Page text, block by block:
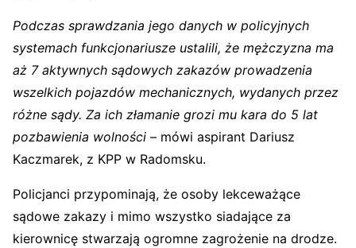
Podczas sprawdzania jego danych w policyjnych
systemach funkcjonariusze ustalili, że mężczyzna ma
aż 7 aktywnych sądowych zakazów prowadzenia
wszelkich pojazdów mechanicznych, wydanych przez
różne sądy. Za ich złamanie grozi mu kara do 5 lat
pozbawienia wolności – mówi aspirant Dariusz
Kaczmarek, z KPP w Radomsku.
Policjanci przypominają, że osoby lekceważące
sądowe zakazy i mimo wszystko siadające za
kierownicę stwarzają ogromne zagrożenie na drodze.